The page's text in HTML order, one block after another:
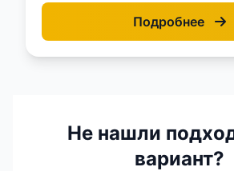
Подробнее
Не нашли
вариант?